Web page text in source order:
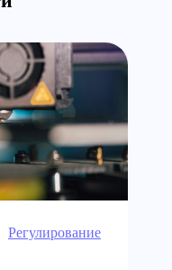
Регулирование